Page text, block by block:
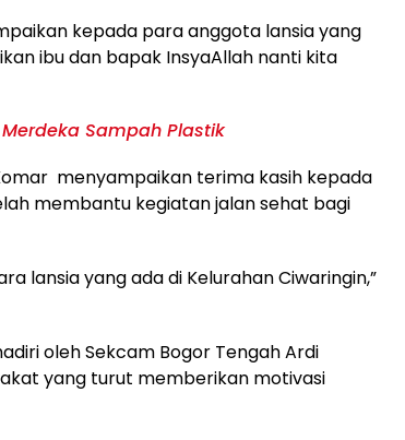
kepada para anggota lansia yang
ibu dan bapak InsyaAllah nanti kita
Sampah Plastik
menyampaikan terima kasih kepada
membantu kegiatan jalan sehat bagi
lansia yang ada di Kelurahan Ciwaringin,”
oleh Sekcam Bogor Tengah Ardi
yang turut memberikan motivasi